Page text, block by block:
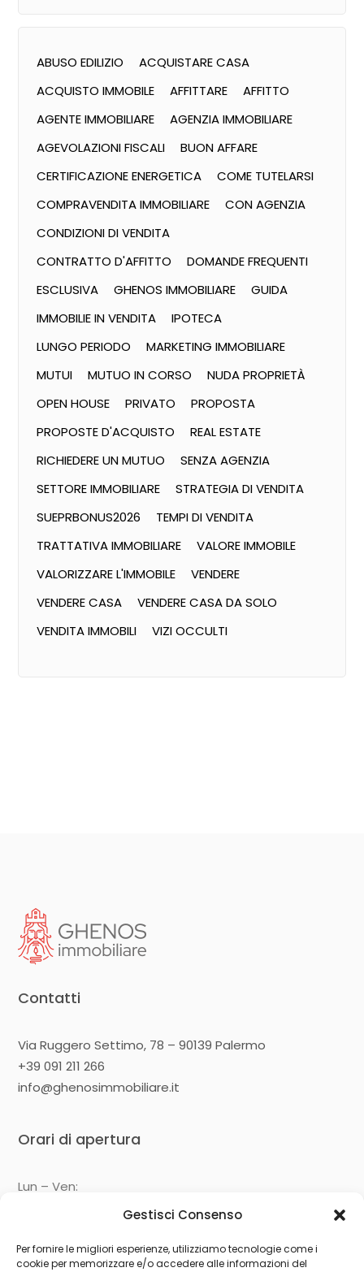
Gestisci Consenso
Per fornire le migliori esperienze, utilizziamo tecnologie come i
cookie per memorizzare e/o accedere alle informazioni del
ABUSO EDILIZIO
ACQUISTARE CASA
ACQUISTO IMMOBILE
AFFITTARE
AFFITTO
AGENTE IMMOBILIARE
AGENZIA IMMOBILIARE
AGEVOLAZIONI FISCALI
BUON AFFARE
CERTIFICAZIONE ENERGETICA
COME TUTELARSI
COMPRAVENDITA IMMOBILIARE
CON AGENZIA
CONDIZIONI DI VENDITA
CONTRATTO D'AFFITTO
DOMANDE FREQUENTI
ESCLUSIVA
GHENOS IMMOBILIARE
GUIDA
IMMOBILIE IN VENDITA
IPOTECA
LUNGO PERIODO
MARKETING IMMOBILIARE
MUTUI
MUTUO IN CORSO
NUDA PROPRIETÀ
OPEN HOUSE
PRIVATO
PROPOSTA
PROPOSTE D'ACQUISTO
REAL ESTATE
RICHIEDERE UN MUTUO
SENZA AGENZIA
SETTORE IMMOBILIARE
STRATEGIA DI VENDITA
SUEPRBONUS2026
TEMPI DI VENDITA
TRATTATIVA IMMOBILIARE
VALORE IMMOBILE
VALORIZZARE L'IMMOBILE
VENDERE
VENDERE CASA
VENDERE CASA DA SOLO
VENDITA IMMOBILI
VIZI OCCULTI
Contatti
Via Ruggero Settimo, 78 – 90139 Palermo
+39 091 211 266
info@ghenosimmobiliare.it
Orari di apertura
Lun – Ven: